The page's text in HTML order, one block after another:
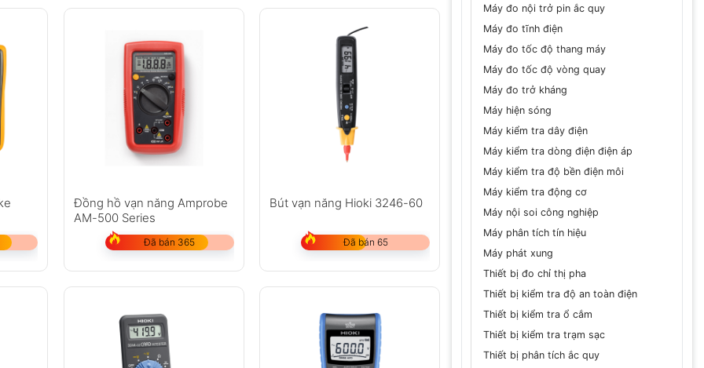
Máy đo nội trở pin ắc quy
Máy đo tĩnh điện
Máy đo tốc độ thang máy
Máy đo tốc độ vòng quay
Máy đo trở kháng
Máy hiện sóng
Máy kiểm tra dây điện
Máy kiểm tra dòng điện điện áp
Máy kiểm tra độ bền điện môi
Máy kiểm tra động cơ
Máy nội soi công nghiệp
Máy phân tích tín hiệu
Máy phát xung
Thiết bị đo chỉ thị pha
Thiết bị kiểm tra độ an toàn điện
Thiết bị kiểm tra ổ cắm
Thiết bị kiểm tra trạm sạc
Thiết bị phân tích ắc quy
thường
tại 23°C ±1°C (73°F ±2°F), RH ≤82%
Đồng hồ vạn năng Amprobe
AM-500 Series
Đã bán 365
Bút vạn năng Hioki 3246-60
Đã bán 65